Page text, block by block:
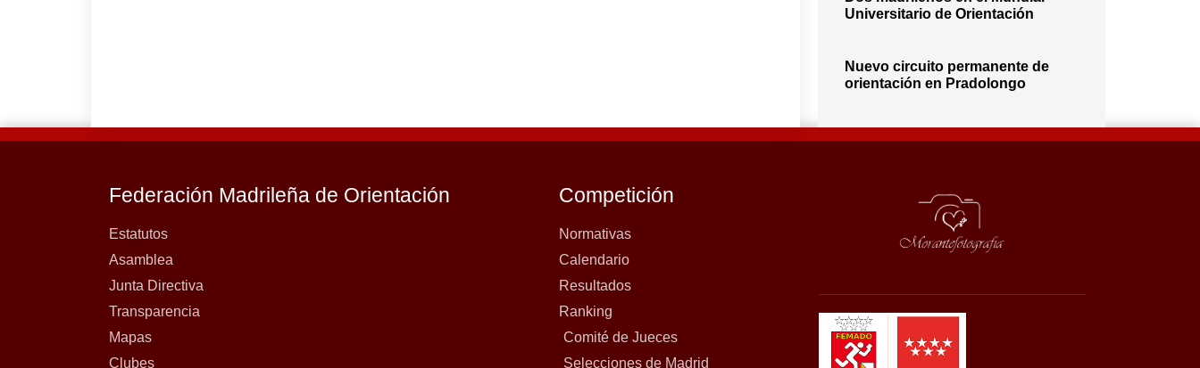
Universitario de Orientación
Nuevo circuito permanente de
orientación en Pradolongo
Federación Madrileña de Orientación
Estatutos
Asamblea
Junta Directiva
Transparencia
Mapas
Clubes
Competición
Normativas
Calendario
Resultados
Ranking
Comité de Jueces
Selecciones de Madrid